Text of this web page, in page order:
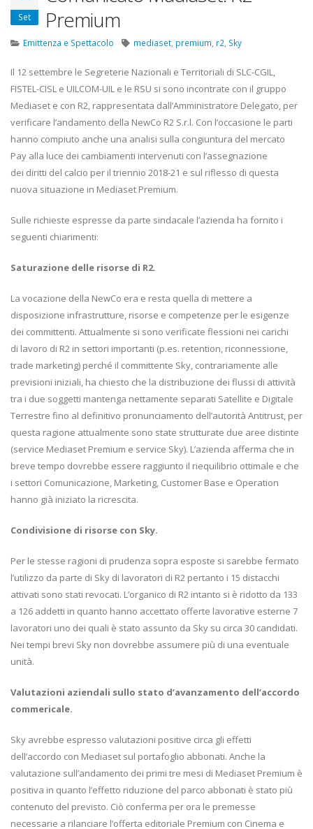
Set
Premium
Emittenza e Spettacolo mediaset premium r2 Sky
Il 12 settembre le Segreterie Nazionali e Territoriali di SLC-CGIL,
FISTEL-CISL e UILCOM-UIL e le RSU si sono incontrate con il gruppo
Mediaset e con R2, rappresentata dall’Amministratore Delegato, per
verificare l’andamento della NewCo R2 S.r.l. Con l’occasione le parti
hanno compiuto anche una analisi sulla congiuntura del mercato
Pay alla luce dei cambiamenti intervenuti con l’assegnazione
dei diritti del calcio per il triennio 2018-21 e sul riflesso di questa
nuova situazione in Mediaset Premium.
Sulle richieste espresse da parte sindacale l’azienda ha fornito i
seguenti chiarimenti:
Saturazione delle risorse di R2.
La vocazione della NewCo era e resta quella di mettere a
disposizione infrastrutture, risorse e competenze per le esigenze
dei committenti. Attualmente si sono verificate flessioni nei carichi
di lavoro di R2 in settori importanti (p.es. retention, riconnessione,
trade marketing) perché il committente Sky, contrariamente alle
previsioni iniziali, ha chiesto che la distribuzione dei flussi di attività
tra i due soggetti mantenga nettamente separati Satellite e Digitale
Terrestre fino al definitivo pronunciamento dell’autorità Antitrust, per
questa ragione attualmente sono state strutturate due aree distinte
(service Mediaset Premium e service Sky). L’azienda afferma che in
breve tempo dovrebbe essere raggiunto il riequilibrio ottimale e che
i settori Comunicazione, Marketing, Customer Base e Operation
hanno già iniziato la ricrescita.
Condivisione di risorse con Sky.
Per le stesse ragioni di prudenza sopra esposte si sarebbe fermato
l’utilizzo da parte di Sky di lavoratori di R2 pertanto i 15 distacchi
attivati sono stati revocati. L’organico di R2 intanto si è ridotto da 133
a 126 addetti in quanto hanno accettato offerte lavorative esterne 7
lavoratori uno dei quali è stato assunto da Sky su circa 30 candidati.
Nei tempi brevi Sky non dovrebbe assumere più di una eventuale
unità.
Valutazioni aziendali sullo stato d’avanzamento dell’accordo
commericale.
Sky avrebbe espresso valutazioni positive circa gli effetti
dell’accordo con Mediaset sul portafoglio abbonati. Anche la
valutazione sull’andamento dei primi tre mesi di Mediaset Premium è
positiva in quanto l’effetto riduzione del parco abbonati è stato più
contenuto del previsto. Ciò conferma per ora le premesse
necessarie a rilanciare l’offerta editoriale Premium con Cinema e
22 Ottobre 2022
Elezioni RSU TIM Servizi
13 Ottobre 2022
Telecom: sciopero contro
lo scorporo della rete
Elezioni RSU
16 Giugno 2022
Convenzione
Centro Estetico
20 Gennaio 2022